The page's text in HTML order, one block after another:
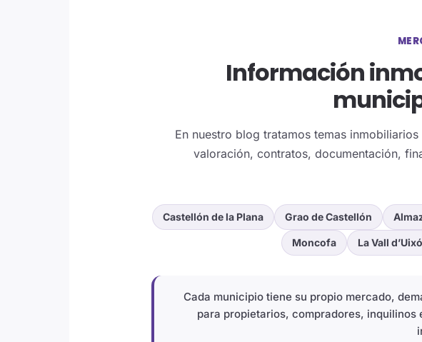
Información
En nuestro blog tratamos temas
valoración, contratos, documentación,
Castellón de la Plana Grao de Castellón
Moncofa La Vall d’Uixó
Cada municipio tiene su propio mercado,
para propietarios, compradores,